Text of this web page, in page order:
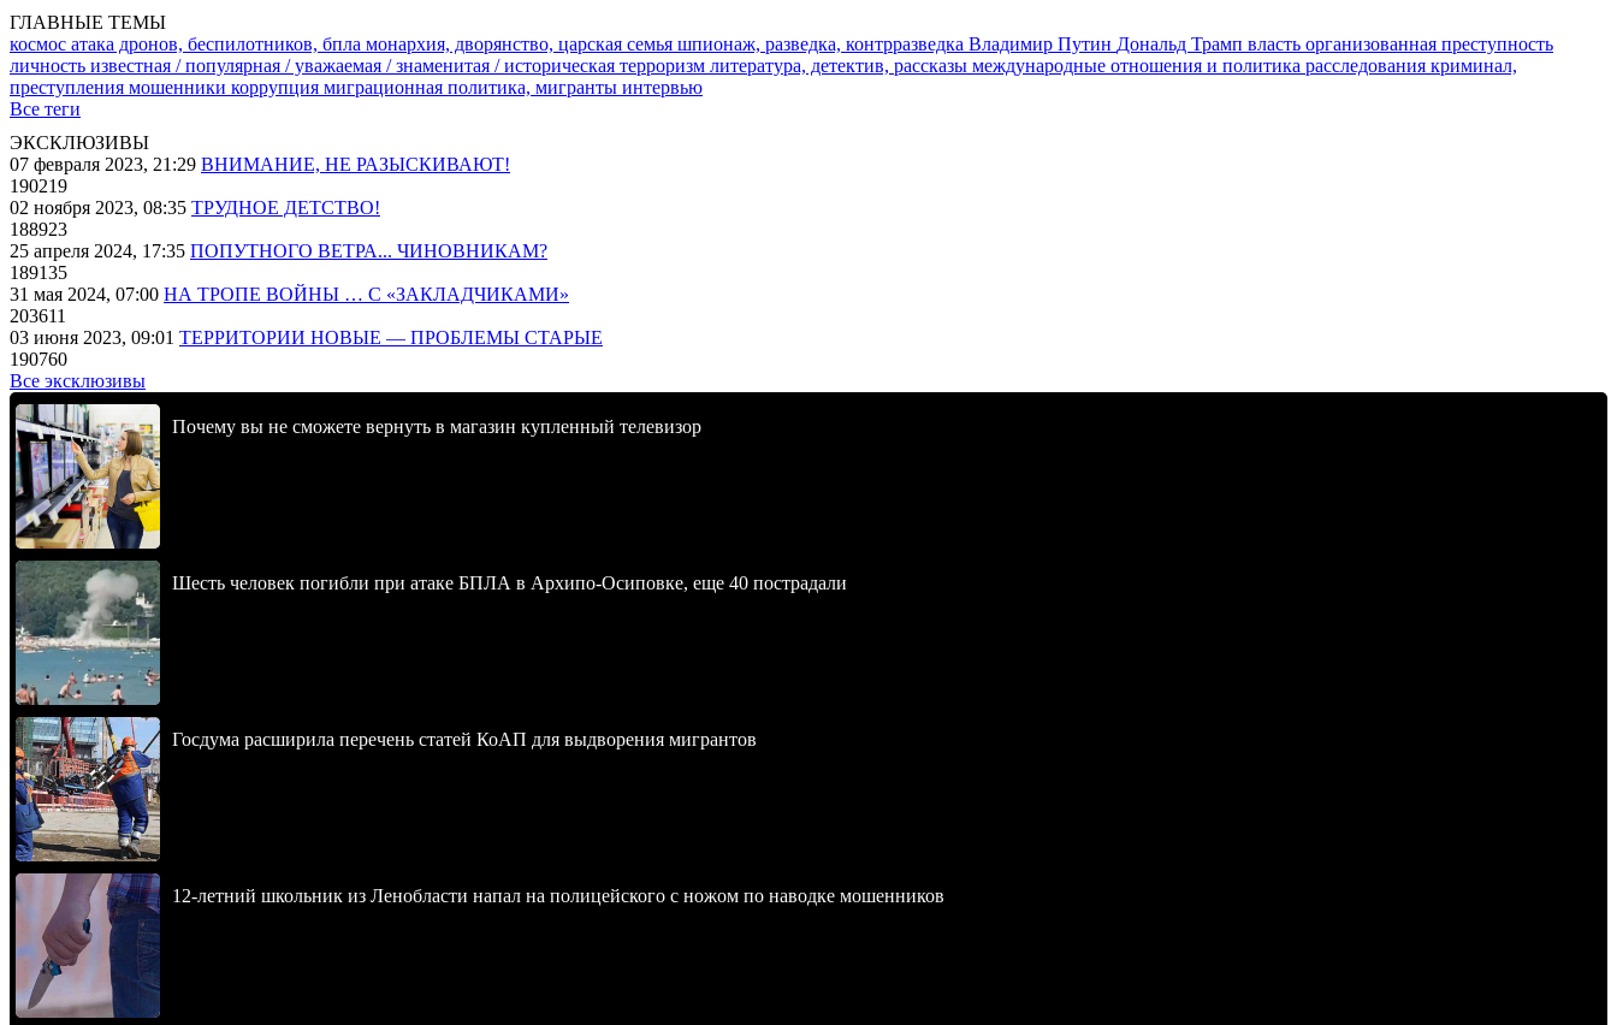
ГЛАВНЫЕ ТЕМЫ
космос атака дронов, беспилотников, бпла монархия, дворянство, царская семья шпионаж, разведка, контрразведка Владимир Путин Дональд Трамп власть организованная преступность
личность известная / популярная / уважаемая / знаменитая / историческая терроризм литература, детектив, рассказы международные отношения и политика расследования криминал,
преступления мошенники коррупция миграционная политика, мигранты интервью
Все теги
ЭКСКЛЮЗИВЫ
07 февраля 2023, 21:29 ВНИМАНИЕ, НЕ РАЗЫСКИВАЮТ!
190219
02 ноября 2023, 08:35 ТРУДНОЕ ДЕТСТВО!
188923
25 апреля 2024, 17:35 ПОПУТНОГО ВЕТРА... ЧИНОВНИКАМ?
189135
31 мая 2024, 07:00 НА ТРОПЕ ВОЙНЫ … С «ЗАКЛАДЧИКАМИ»
203611
03 июня 2023, 09:01 ТЕРРИТОРИИ НОВЫЕ — ПРОБЛЕМЫ СТАРЫЕ
190760
Все эксклюзивы
Почему вы не сможете вернуть в магазин купленный телевизор
Шесть человек погибли при атаке БПЛА в Архипо-Осиповке, еще 40 пострадали
Госдума расширила перечень статей КоАП для выдворения мигрантов
12-летний школьник из Ленобласти напал на полицейского с ножом по наводке мошенников